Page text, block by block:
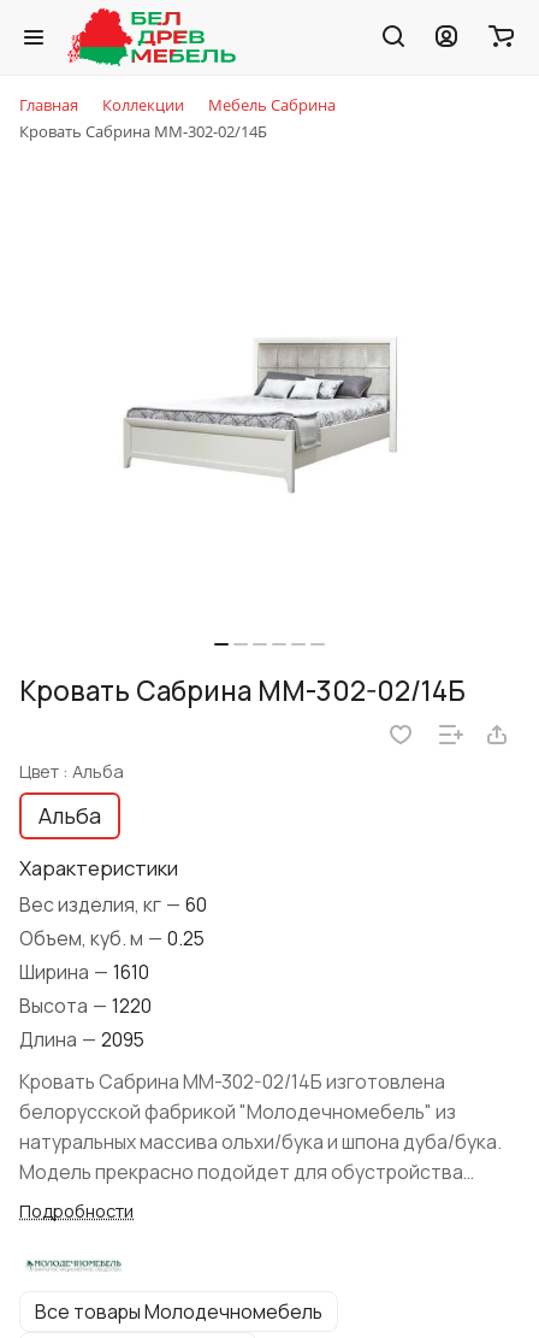
Главная Коллекции
Мебель Сабрина
Кровать Сабрина ММ-302-02/14Б
Кровать Сабрина ММ-302-02/14Б
Цвет : Альба
Альба
Характеристики
Вес изделия, кг — 60
Объем, куб. м — 0.25
Ширина — 1610
Высота — 1220
Длина — 2095
Кровать Сабрина ММ-302-02/14Б изготовлена
белорусской фабрикой "Молодечномебель" из
натуральных массива ольхи/бука и шпона дуба/бука.
Модель прекрасно подойдет для обустройства
небольших спальных комнат. Модуль с мягкой
изысканный в своей реализации элемент декора,
оригинальности и индивидуальности.
Подробности
Все товары Молодечномебель